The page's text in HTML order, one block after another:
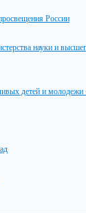
России
науки и
детей и молодежи